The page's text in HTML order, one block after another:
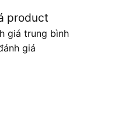
product
giá trung bình
giá